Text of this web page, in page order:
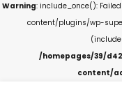
Warning: include_once():
content/plugins/wp-
/homepages/39/
content/